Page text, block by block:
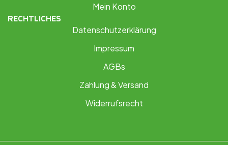
Mein Konto
RECHTLICHES
Datenschutzerklärung
Impressum
AGBs
Zahlung & Versand
Widerrufsrecht